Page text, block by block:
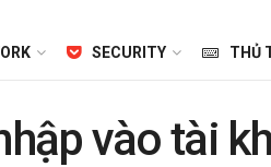
SECURITY THỦ
vào tài